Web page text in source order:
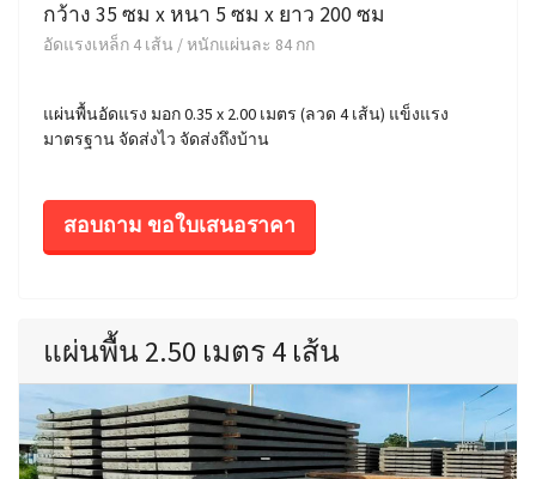
กว้าง 35 ซม x หนา 5 ซม x ยาว 200 ซม
อัดแรงเหล็ก 4 เส้น / หนักแผ่นละ 84 กก
แผ่นพื้นอัดแรง มอก 0.35 x 2.00 เมตร (ลวด 4 เส้น) แข็งแรง
มาตรฐาน จัดส่งไว จัดส่งถึงบ้าน
สอบถาม ขอใบเสนอราคา
แผ่นพื้น 2.50 เมตร 4 เส้น